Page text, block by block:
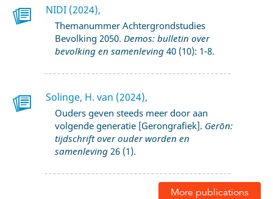
NIDI (2024),
Themanummer Achtergrondstudies
Bevolking 2050. Demos: bulletin over
bevolking en samenleving 40 (10): 1-8.
Solinge, H. van (2024),
Ouders geven steeds meer door aan
volgende generatie [Gerongrafiek]. Gerōn:
tijdschrift over ouder worden en
samenleving 26 (1).
More publications